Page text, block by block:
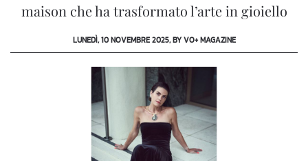
maison che ha trasformato l’arte in gioiello
LUNEDÌ, 10 NOVEMBRE 2025, BY VO+ MAGAZINE